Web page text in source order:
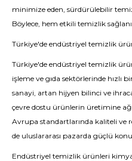
minimize eden, sürdürülebilir
Böylece, hem etkili temizlik
Türkiye'de endüstriyel temizlik
Türkiye'de endüstriyel temizlik
işleme ve gıda sektörlerinde hızlı
sanayi, artan hijyen bilinci ve
çevre dostu ürünlerin üretimine
Avrupa standartlarında kaliteli ve
de uluslararası pazarda güçlü
Endüstriyel temizlik ürünleri